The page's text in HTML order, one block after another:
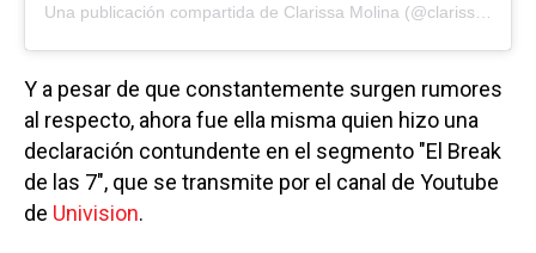
Una publicación compartida de Clarissa Molina (@clarissamolina) el
Y a pesar de que constantemente surgen rumores
al respecto, ahora fue ella misma quien hizo una
declaración contundente en el segmento "El Break
de las 7", que se transmite por el canal de Youtube
de Univision.